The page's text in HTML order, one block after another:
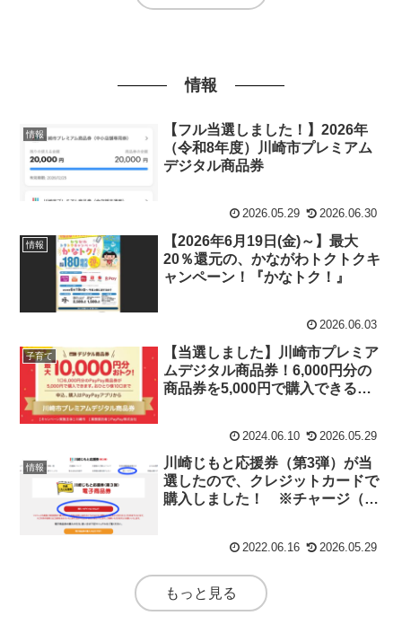
情報
情報
【フル当選しました！】2026年
（令和8年度）川崎市プレミアム
デジタル商品券
2026.05.29 2026.06.30
情報
【2026年6月19日(金)～】最大
20％還元の、かながわトクトクキ
ャンペーン！『かなトク！』
2026.06.03
子育て
【当選しました】川崎市プレミア
ムデジタル商品券！6,000円分の
商品券を5,000円で購入できるの
後11時59分まで2024.06.10 2026.05.29
情報
川崎じもと応援券（第3弾）が当
選したので、クレジットカードで
購入しました！ ※チャージ（購
2022.06.16 2026.05.29
もっと見る